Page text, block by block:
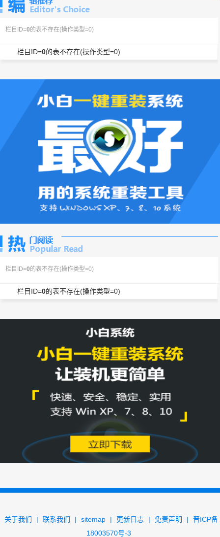
栏目ID=0 的表不存在(操作类型=0)
栏目ID=0的表不存在(操作类型=0)
栏目ID=0 的表不存在(操作类型=0)
栏目ID=0的表不存在(操作类型=0)
关于我们 | 联系我们 | sitemap | 更新日志 | 免责声明 |
晋ICP备
18003570号-3